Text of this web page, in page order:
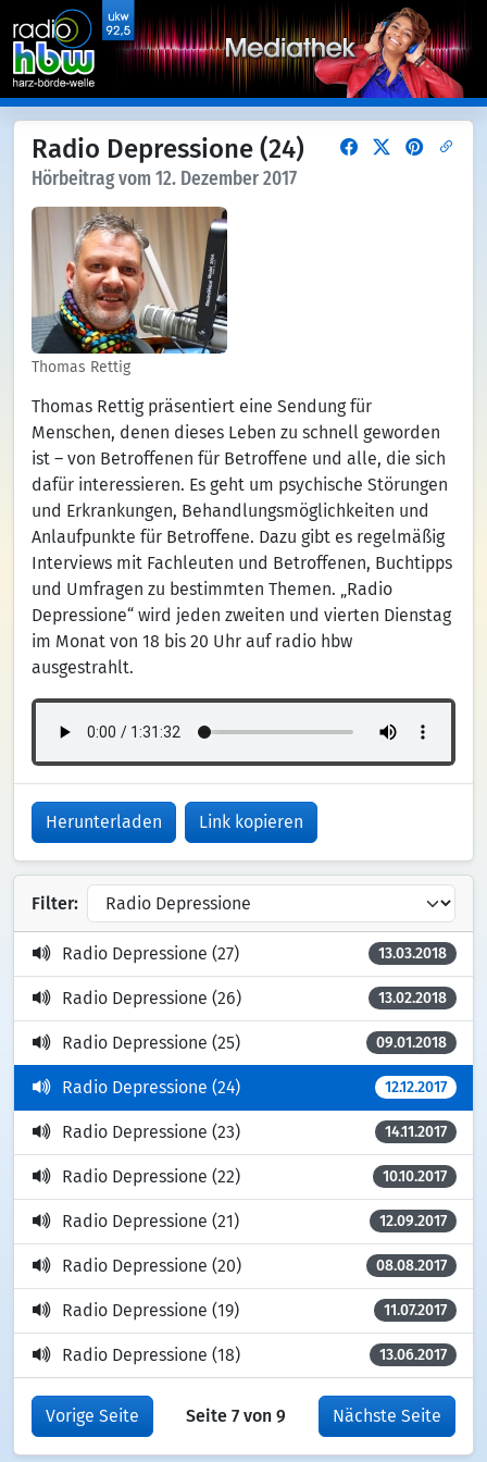
Radio Depressione (24)
Hörbeitrag vom 12. Dezember 2017
Thomas Rettig
Thomas Rettig präsentiert eine Sendung für
Menschen, denen dieses Leben zu schnell geworden
ist – von Betroffenen für Betroffene und alle, die sich
dafür interessieren. Es geht um psychische Störungen
und Erkrankungen, Behandlungsmöglichkeiten und
Anlaufpunkte für Betroffene. Dazu gibt es regelmäßig
Interviews mit Fachleuten und Betroffenen, Buchtipps
und Umfragen zu bestimmten Themen. „Radio
Depressione“ wird jeden zweiten und vierten Dienstag
im Monat von 18 bis 20 Uhr auf radio hbw
ausgestrahlt.
Herunterladen Link kopieren
Filter:
Radio Depressione (27) 13.03.2018
Radio Depressione (26) 13.02.2018
Radio Depressione (25) 09.01.2018
Radio Depressione (24) 12.12.2017
Radio Depressione (23) 14.11.2017
Radio Depressione (22) 10.10.2017
Radio Depressione (21) 12.09.2017
Radio Depressione (20) 08.08.2017
Radio Depressione (19) 11.07.2017
Radio Depressione (18) 13.06.2017
Vorige Seite Seite 7 von 9 Nächste Seite